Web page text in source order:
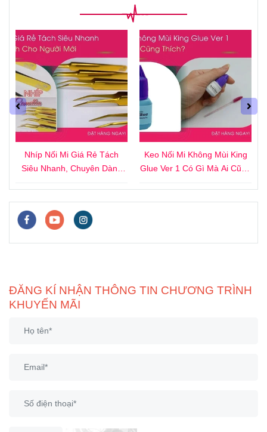
Nhíp Nối Mi Giá Rẻ Tách
Siêu Nhanh, Chuyên Dành
Keo Nối Mi Không Mùi King
Glue Ver 1 Có Gì Mà Ai Cũng
ĐĂNG KÍ NHẬN THÔNG TIN CHƯƠNG TRÌNH
KHUYẾN MÃI